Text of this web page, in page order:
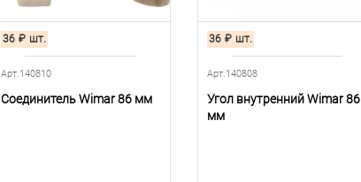
36 ₽ шт.
Арт.140810
Соединитель Wimar 86 мм
36 ₽ шт.
Арт.140808
Угол внутренний Wimar 86
мм